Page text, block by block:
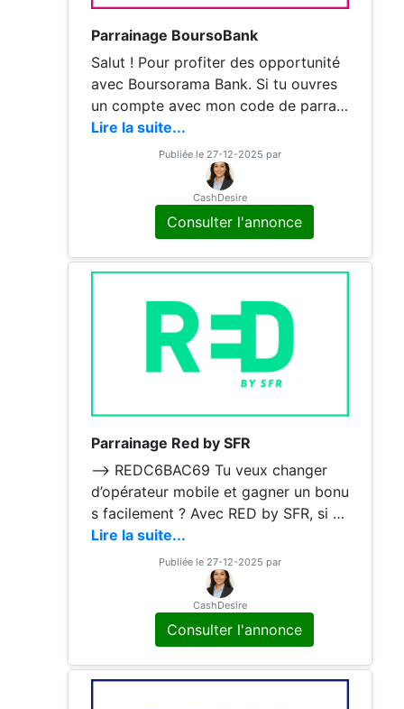
Parrainage BoursoBank
Salut ! Pour profiter des opportunité
avec Boursorama Bank. Si tu ouvres
un compte avec mon code de parrain
age, tu recevras un bonus sympa sel
on le type de compte choisi. Personn
Lire la suite...
Publiée le 27-12-2025 par
CashDesire
Consulter l'annonce
Parrainage Red by SFR
--> REDC6BAC69 Tu veux changer
d’opérateur mobile et gagner un bonu
s facilement ? Avec RED by SFR, si tu
ouvres un forfait via mon code de pa
rrainage, tu recevras un bon
Lire la suite...
Publiée le 27-12-2025 par
CashDesire
Consulter l'annonce